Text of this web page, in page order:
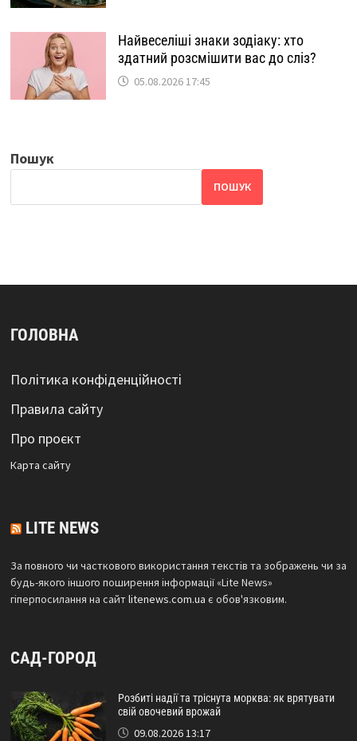
Найвеселіші знаки зодіаку: хто
здатний розсмішити вас до сліз?
05.08.2026 17:45
Пошук
ПОШУК
ГОЛОВНА
Політика конфіденційності
Правила сайту
Про проєкт
Карта сайтy
LITE NEWS
За повного чи часткового використання текстів та зображень чи за
будь-якого іншого поширення інформації «Lite News»
гіперпосилання на сайтlitenews.com.ua є обов'язковим.
САД-ГОРОД
Розбиті надії та тріснута морква: як врятувати
свій овочевий врожай
09.08.2026 13:17